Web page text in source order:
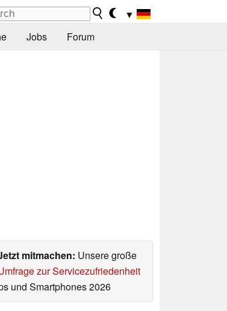
▼
Jobs Forum
mitmachen: Unsere große
zur Servicezufriedenheit
und Smartphones 2026